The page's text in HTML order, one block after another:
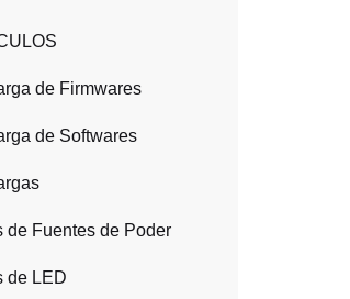
de Firmwares
de Softwares
de Fuentes de Poder
de LED